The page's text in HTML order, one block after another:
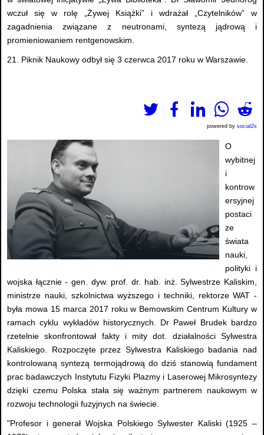
wczuł się w rolę „Żywej Książki” i wdrażał „Czytelników” w
zagadnienia związane z neutronami, syntezą jądrową i
promieniowaniem rentgenowskim.
21. Piknik Naukowy odbył się 3 czerwca 2017 roku w Warszawie.
powered by social2s
O
wybitnej
i
kontrow
ersyjnej
postaci
ze
świata
nauki,
polityki i
wojska łącznie - gen. dyw. prof. dr. hab. inż. Sylwestrze Kaliskim,
ministrze nauki, szkolnictwa wyższego i techniki, rektorze WAT -
była mowa 15 marca 2017 roku w Bemowskim Centrum Kultury w
ramach cyklu wykładów historycznych. Dr Paweł Brudek bardzo
rzetelnie skonfrontował fakty i mity dot. działalności Sylwestra
Kaliskiego. Rozpoczęte przez Sylwestra Kaliskiego badania nad
kontrolowaną syntezą termojądrową do dziś stanowią fundament
prac badawczych Instytutu Fizyki Plazmy i Laserowej Mikrosyntezy
dzięki czemu Polska stała się ważnym partnerem naukowym w
rozwoju technologii fuzyjnych na świecie.
"Profesor i generał Wojska Polskiego Sylwester Kaliski (1925 –